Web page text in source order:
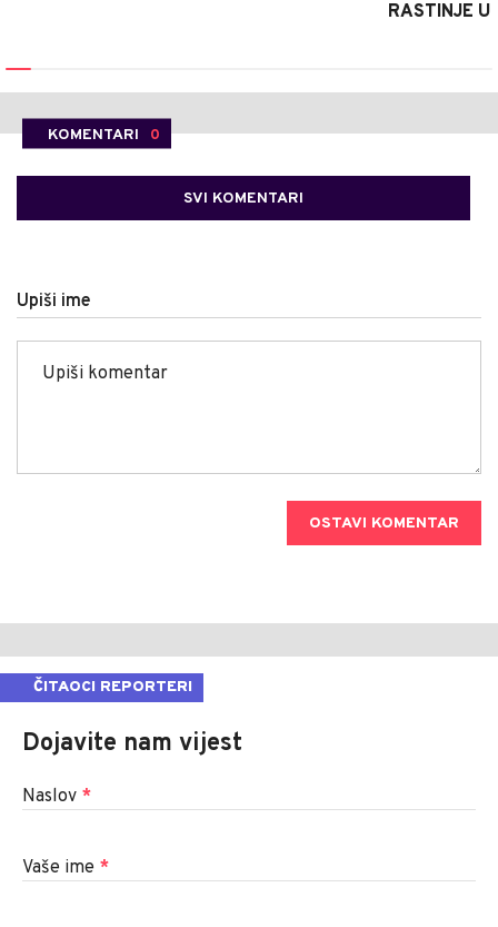
RASTINJE U
KOMENTARI 0
SVI KOMENTARI
Upiši ime
OSTAVI KOMENTAR
ČITAOCI REPORTERI
Dojavite nam vijest
Naslov *
Vaše ime *